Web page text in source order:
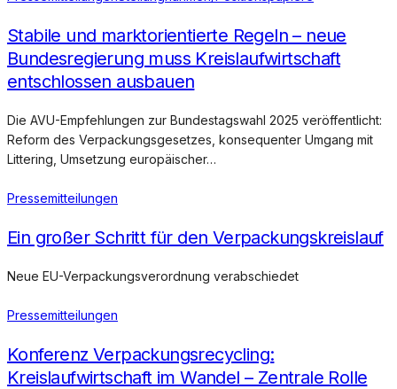
Stabile und marktorientierte Regeln – neue
Bundesregierung muss Kreislaufwirtschaft
entschlossen ausbauen
Die AVU-Empfehlungen zur Bundestagswahl 2025 veröffentlicht:
Reform des Verpackungsgesetzes, konsequenter Umgang mit
Littering, Umsetzung europäischer…
Pressemitteilungen
Ein großer Schritt für den Verpackungskreislauf
Neue EU-Verpackungsverordnung verabschiedet
Pressemitteilungen
Konferenz Verpackungsrecycling:
Kreislaufwirtschaft im Wandel – Zentrale Rolle